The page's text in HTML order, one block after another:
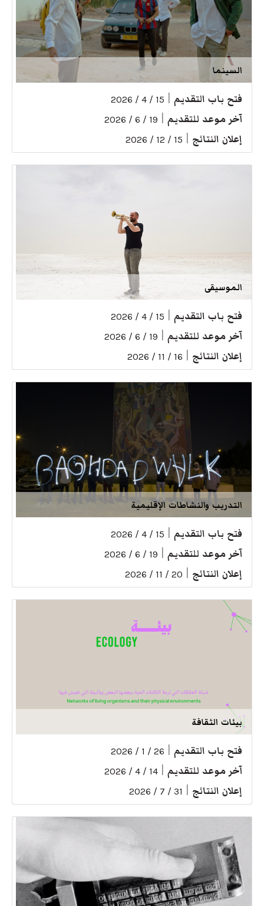
السينما
فتح باب التقديم 15 / 4 / 2026
آخر موعد للتقديم 19 / 6 / 2026
إعلان النتائج 15 / 12 / 2026
الموسيقى
فتح باب التقديم 15 / 4 / 2026
آخر موعد للتقديم 19 / 6 / 2026
إعلان النتائج 16 / 11 / 2026
التدريب والنشاطات الإقليمية
فتح باب التقديم 15 / 4 / 2026
آخر موعد للتقديم 19 / 6 / 2026
إعلان النتائج 20 / 11 / 2026
بيئات الثقافة
فتح باب التقديم 26 / 1 / 2026
آخر موعد للتقديم 14 / 4 / 2026
إعلان النتائج 31 / 7 / 2026